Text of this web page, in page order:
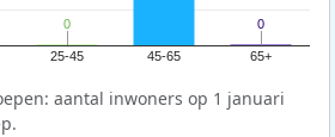
25-45 45-65 65+
0
0 0
0
aantal inwoners op 1 januari